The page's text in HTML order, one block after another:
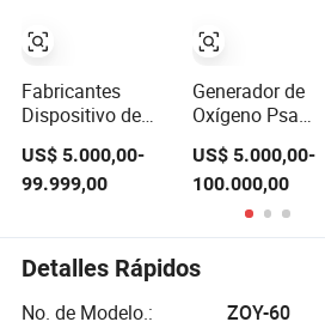
Fabricantes
Dispositivo de
Oxígeno Médico
Planta de
de Llenado de
Oxígeno 99.5%
Pureza del
Oxígeno
US$ 5.000,00-
99.999,00
Generador de
Oxígeno Psa
Médico Alta
Pureza 99.5%
93% Libre de
Aceite Control
Remoto
Frecuencia
Variable Flotante
US$ 5.000,00-
100.000,00
Detalles Rápidos
No. de Modelo.:
ZOY-60